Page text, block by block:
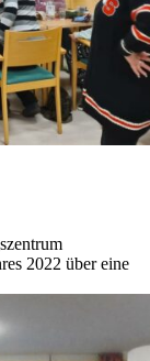
2022 über eine